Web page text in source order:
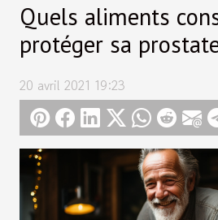
Quels aliments
protéger sa
20 avril 2021 19:23